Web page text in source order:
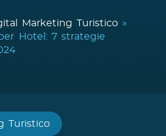
Marketing Turistico »
Hotel: 7 strategie
Turistico